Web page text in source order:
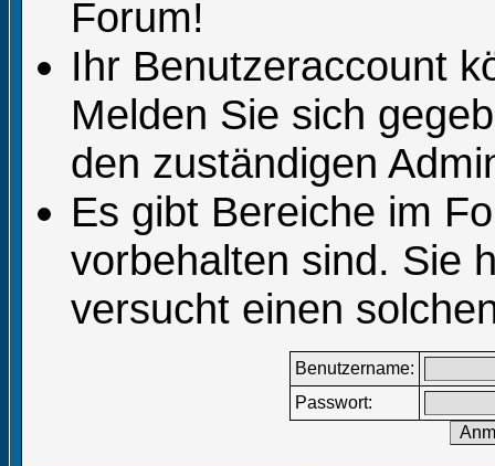
Forum!
Ihr Benutzeraccount
Melden Sie sich
den zuständigen
Es gibt Bereiche im
vorbehalten sind. Sie
versucht einen
Benutzername:
Passwort: